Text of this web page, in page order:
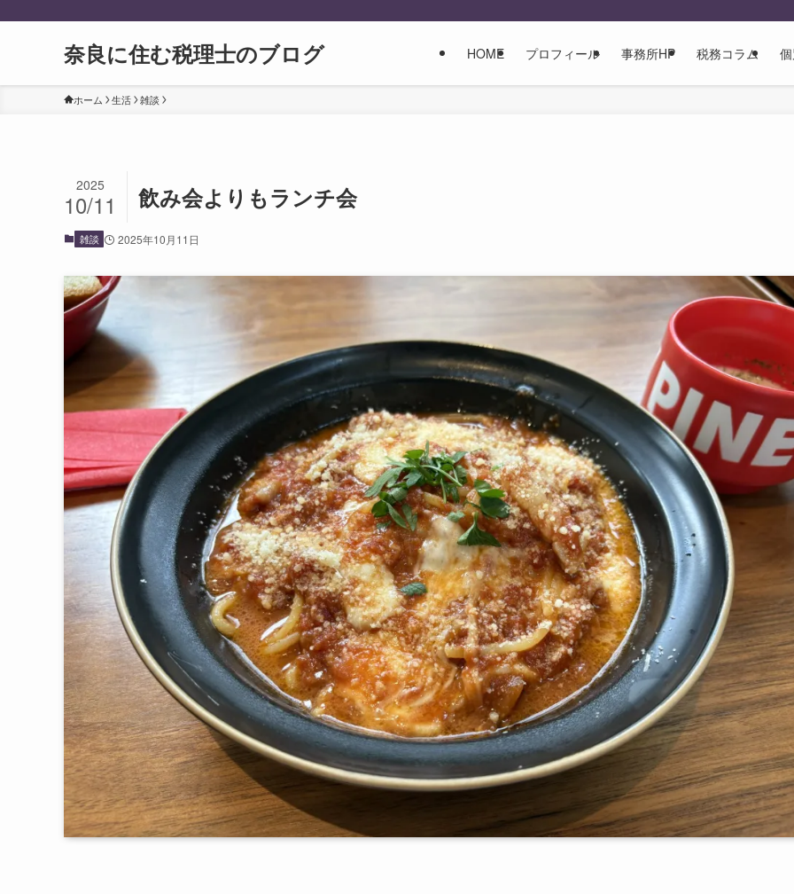
奈良に住む税理士のブログ HOME プロフィール 事務所HP 税務コラム
ホーム 生活 雑談
飲み会よりもランチ会
2025
10/11
雑談 2025年10月11日